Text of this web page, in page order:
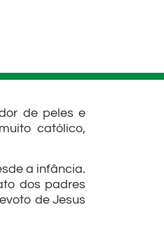
de peles e
católico,
a infância.
dos padres
de Jesus